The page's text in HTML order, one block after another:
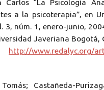
Carlos “La Psicología
a la psicoterapia”, en
3, núm. 1, enero-junio,
Javeriana Bogotá,
http://www.redalyc.org/
Castañeda-